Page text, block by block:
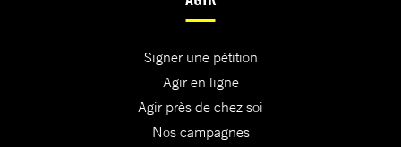
Signer une pétition
Agir en ligne
Agir près de chez soi
Nos campagnes